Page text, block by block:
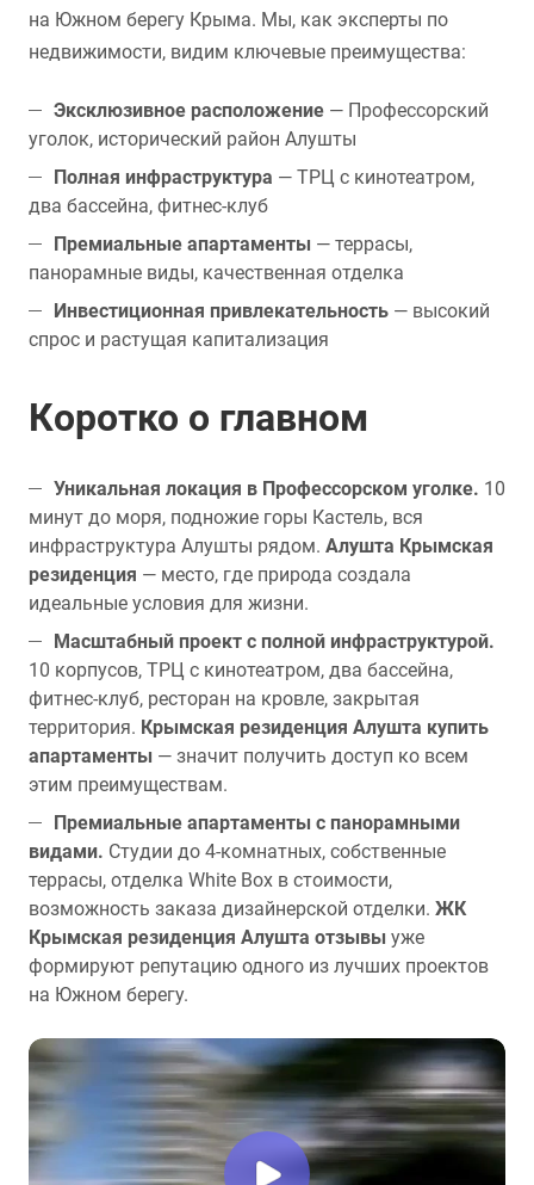
на Южном берегу Крыма. Мы, как эксперты по
недвижимости, видим ключевые преимущества:
Эксклюзивное расположение — Профессорский
уголок, исторический район Алушты
Полная инфраструктура — ТРЦ с кинотеатром,
два бассейна, фитнес-клуб
Премиальные апартаменты — террасы,
панорамные виды, качественная отделка
Инвестиционная привлекательность — высокий
спрос и растущая капитализация
Коротко о главном
Уникальная локация в Профессорском уголке. 10
минут до моря, подножие горы Кастель, вся
инфраструктура Алушты рядом. Алушта Крымская
резиденция — место, где природа создала
идеальные условия для жизни.
Масштабный проект с полной инфраструктурой.
10 корпусов, ТРЦ с кинотеатром, два бассейна,
фитнес-клуб, ресторан на кровле, закрытая
территория. Крымская резиденция Алушта купить
апартаменты — значит получить доступ ко всем
этим преимуществам.
Премиальные апартаменты с панорамными
видами. Студии до 4-комнатных, собственные
террасы, отделка White Box в стоимости,
возможность заказа дизайнерской отделки. ЖК
Крымская резиденция Алушта отзывы уже
формируют репутацию одного из лучших проектов
на Южном берегу.